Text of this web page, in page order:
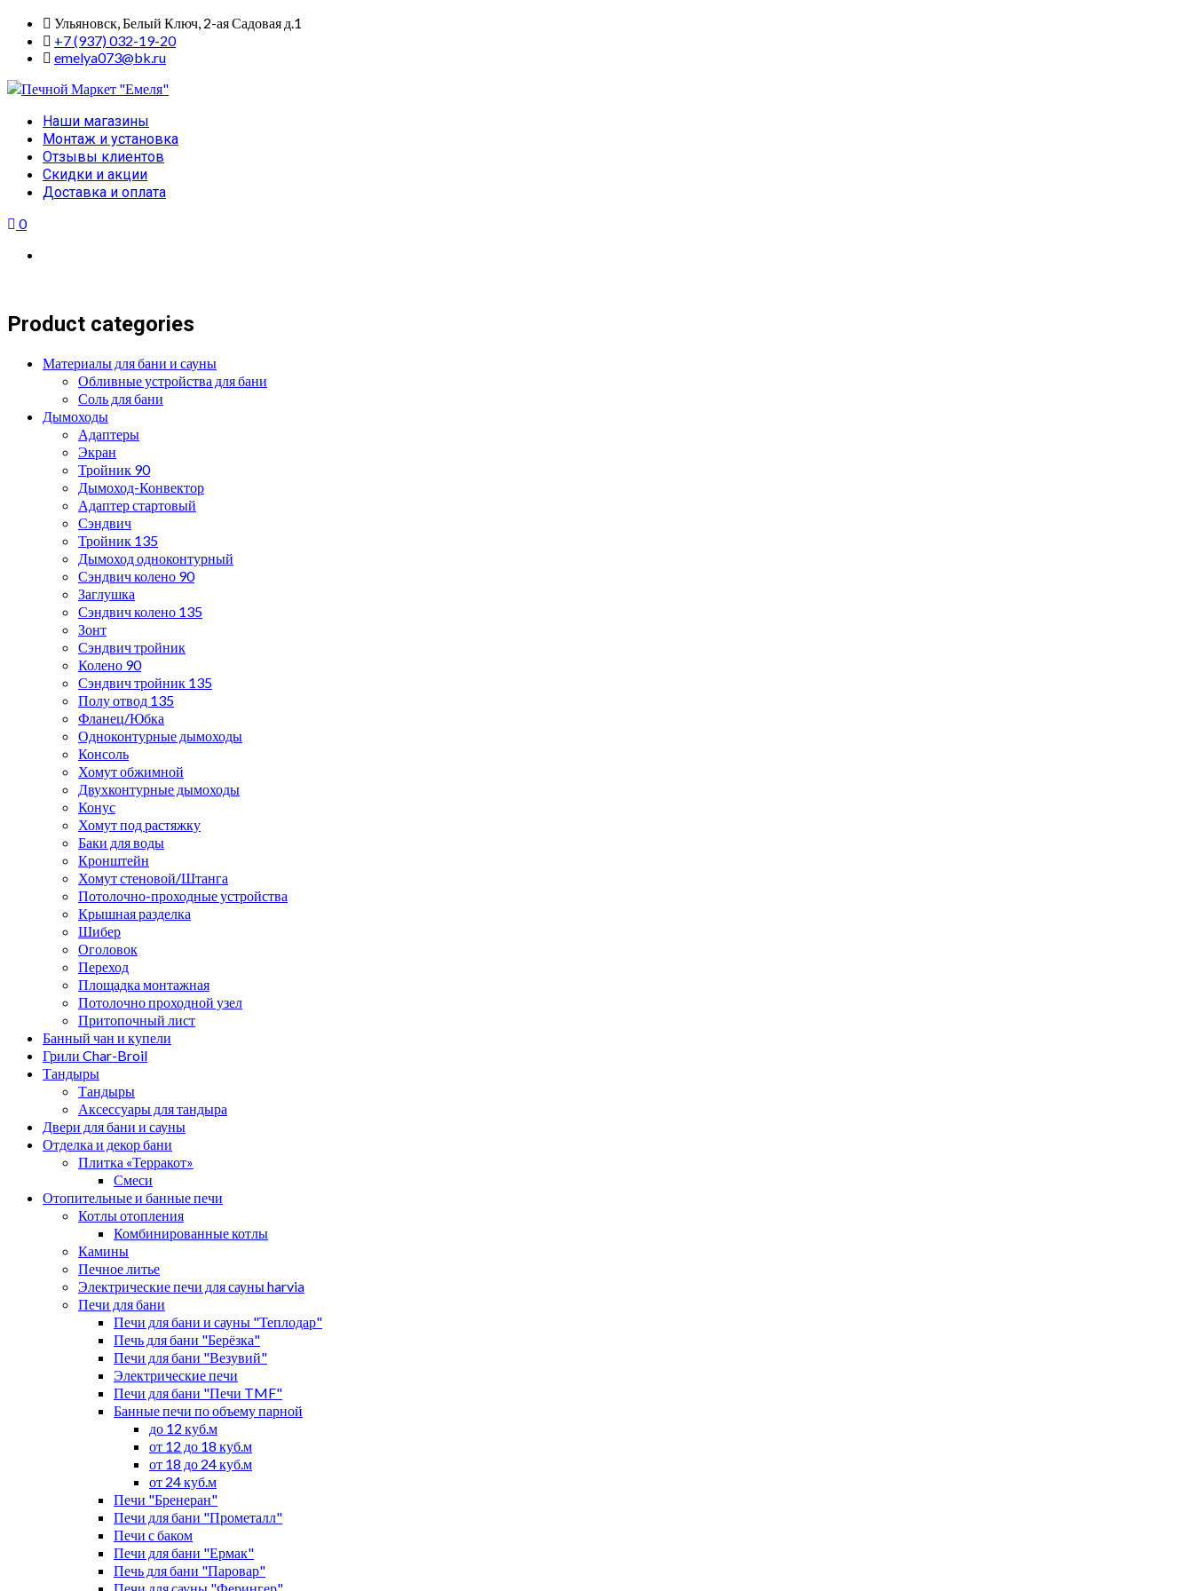
Skip
content
Ульяновск, Белый Ключ, 2-ая Садовая д.1
+7 (937) 032-19-20
emelya073@bk.ru
Primary
Menu
Наши магазины
Монтаж и установка
Отзывы клиентов
Скидки и акции
Доставка и оплата
0
Product categories
Материалы для бани и сауны
Обливные устройства для бани
Соль для бани
Дымоходы
Адаптеры
Экран
Тройник 90
Дымоход-Конвектор
Адаптер стартовый
Сэндвич
Тройник 135
Дымоход одноконтурный
Сэндвич колено 90
Заглушка
Сэндвич колено 135
Зонт
Сэндвич тройник
Колено 90
Сэндвич тройник 135
Полу отвод 135
Фланец/Юбка
Одноконтурные дымоходы
Консоль
Хомут обжимной
Двухконтурные дымоходы
Конус
Хомут под растяжку
Баки для воды
Кронштейн
Хомут стеновой/Штанга
Потолочно-проходные устройства
Крышная разделка
Шибер
Оголовок
Переход
Площадка монтажная
Потолочно проходной узел
Притопочный лист
Банный чан и купели
Грили Char-Broil
Тандыры
Тандыры
Аксессуары для тандыра
Двери для бани и сауны
Отделка и декор бани
Плитка «Терракот»
Смеси
Отопительные и банные печи
Котлы отопления
Комбинированные котлы
Камины
Печное литье
Электрические печи для сауны harvia
Печи для бани
Печи для бани и сауны "Теплодар"
Печь для бани "Берёзка"
Печи для бани "Везувий"
Электрические печи
Печи для бани "Печи TMF"
Банные печи по объему парной
до 12 куб.м
от 12 до 18 куб.м
от 18 до 24 куб.м
от 24 куб.м
Печи "Бренеран"
Печи для бани "Прометалл"
Печи с баком
Печи для бани "Ермак"
Печь для бани "Паровар"